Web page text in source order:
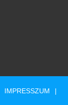
IMPRESSZUM